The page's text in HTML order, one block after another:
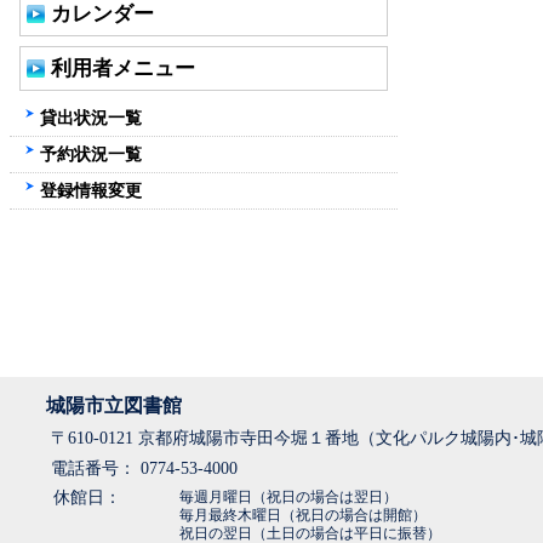
カレンダー
利用者メニュー
貸出状況一覧
予約状況一覧
登録情報変更
城陽市立図書館
〒610-0121 京都府城陽市寺田今堀１番地（文化パルク城陽内･城
電話番号： 0774-53-4000
休館日：
毎週月曜日（祝日の場合は翌日）
毎月最終木曜日（祝日の場合は開館）
祝日の翌日（土日の場合は平日に振替）